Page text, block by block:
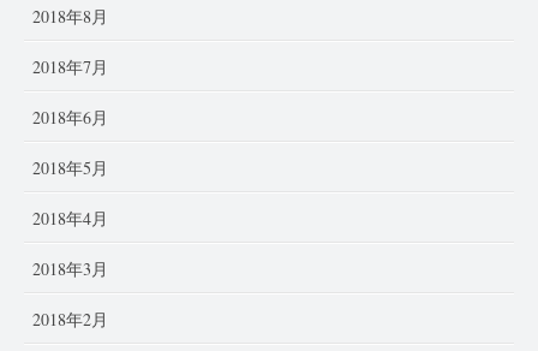
2018年8月
2018年7月
2018年6月
2018年5月
2018年4月
2018年3月
2018年2月